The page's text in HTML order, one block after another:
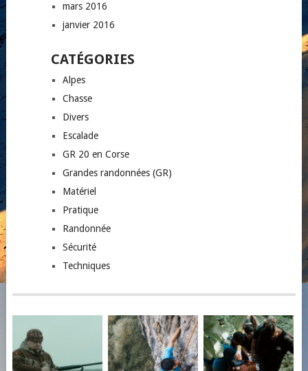
mars 2016
janvier 2016
CATÉGORIES
Alpes
Chasse
Divers
Escalade
GR 20 en Corse
Grandes randonnées (GR)
Matériel
Pratique
Randonnée
Sécurité
Techniques